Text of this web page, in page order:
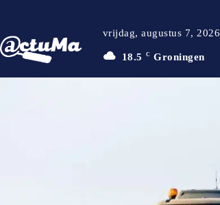
vrijdag, augustus 7, 2026
18.5 C Groningen